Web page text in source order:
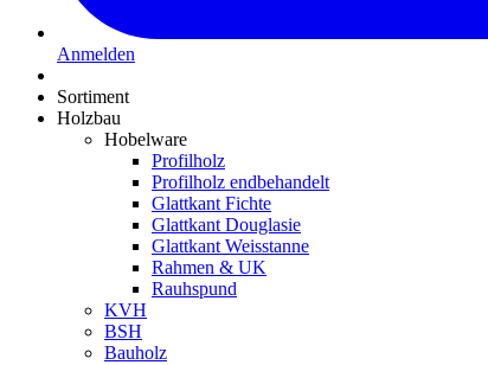
Anmelden
Sortiment
Holzbau
Hobelware
Profilholz
Profilholz endbehandelt
Glattkant Fichte
Glattkant Douglasie
Glattkant Weisstanne
Rahmen & UK
Rauhspund
KVH
BSH
Bauholz